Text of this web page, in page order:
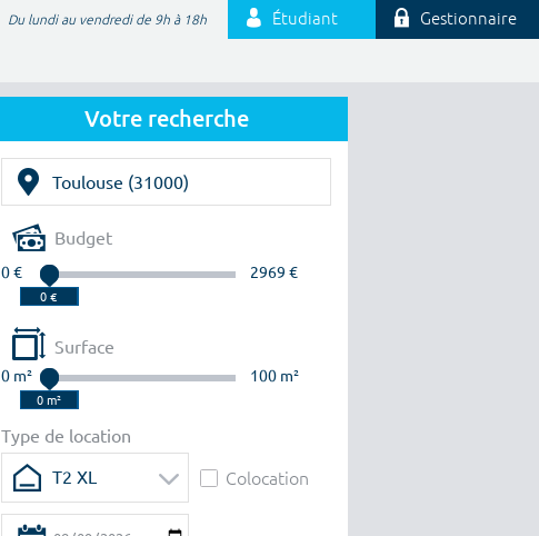
Du lundi au vendredi de 9h à 18h Étudiant Gestionnaire
Votre recherche
Budget
0 € 2969 €
Surface
0 m² 100 m²
Type de location
T2 XL
Colocation